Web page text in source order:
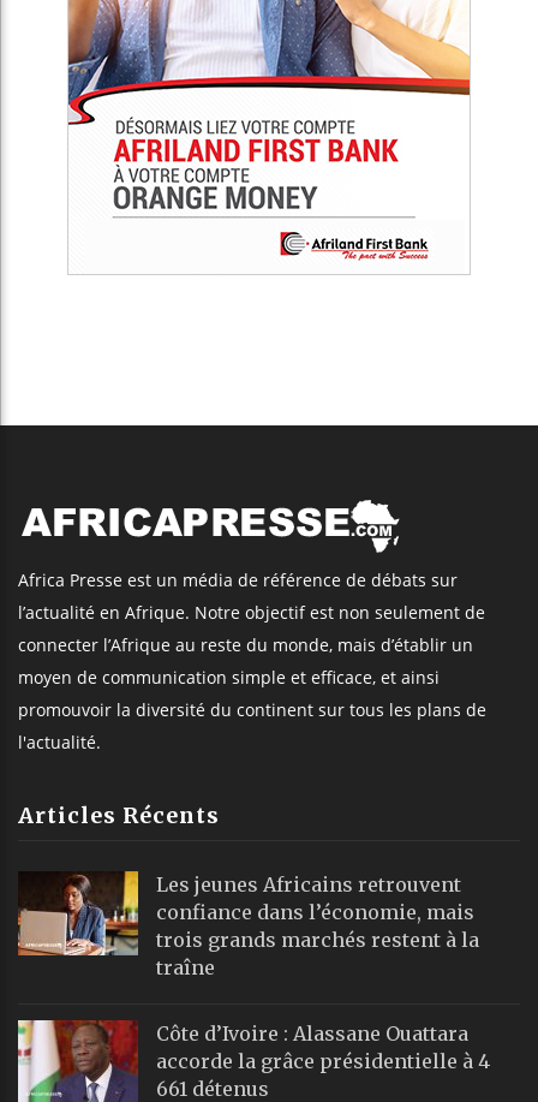
Africa Presse est un média de référence de débats sur
l’actualité en Afrique. Notre objectif est non seulement de
connecter l’Afrique au reste du monde, mais d’établir un
moyen de communication simple et efficace, et ainsi
promouvoir la diversité du continent sur tous les plans de
l'actualité.
Articles Récents
Les jeunes Africains retrouvent
confiance dans l’économie, mais
trois grands marchés restent à la
traîne
Côte d’Ivoire : Alassane Ouattara
accorde la grâce présidentielle à 4
661 détenus